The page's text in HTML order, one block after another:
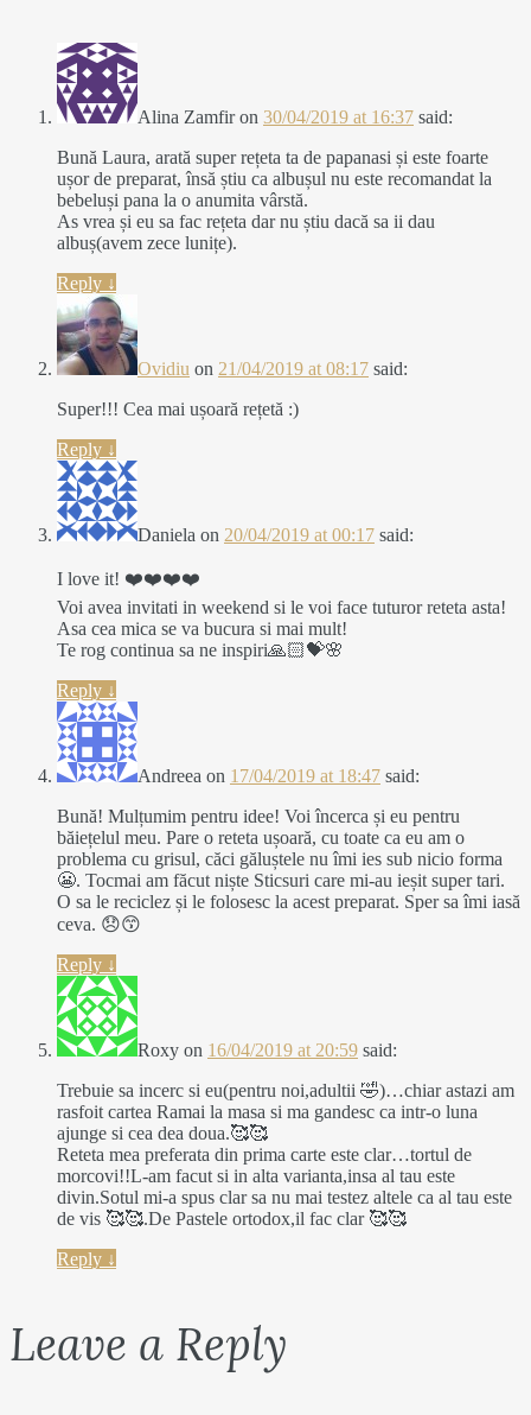
Alina Zamfiron 30/04/2019 at 16:37 said:
Bună Laura, arată super rețeta ta de papanasi și este foarte
ușor de preparat, însă știu ca albușul nu este recomandat la
bebeluși pana la o anumita vârstă.
As vrea și eu sa fac rețeta dar nu știu dacă sa ii dau
albuș(avem zece lunițe).
Reply ↓
Ovidiu on 21/04/2019 at 08:17 said:
Super!!! Cea mai ușoară rețetă :)
Reply ↓
Daniela on 20/04/2019 at 00:17 said:
I love it! ❤️❤️❤️❤️
Voi avea invitati in weekend si le voi face tuturor reteta asta!
Asa cea mica se va bucura si mai mult!
Te rog continua sa ne inspiri🙏🏻💝🌸
Reply ↓
Andreea on 17/04/2019 at 18:47 said:
Bună! Mulțumim pentru idee! Voi încerca și eu pentru
băiețelul meu. Pare o reteta ușoară, cu toate ca eu am o
problema cu grisul, căci găluștele nu îmi ies sub nicio forma
😬. Tocmai am făcut niște Sticsuri care mi-au ieșit super tari.
O sa le reciclez și le folosesc la acest preparat. Sper sa îmi iasă
ceva. 😞😙
Reply ↓
Roxy on 16/04/2019 at 20:59 said:
Trebuie sa incerc si eu(pentru noi,adultii 🤣)…chiar astazi am
rasfoit cartea Ramai la masa si ma gandesc ca intr-o luna
ajunge si cea dea doua.🥰🥰
Reteta mea preferata din prima carte este clar…tortul de
morcovi!!L-am facut si in alta varianta,insa al tau este
divin.Sotul mi-a spus clar sa nu mai testez altele ca al tau este
de vis 🥰🥰.De Pastele ortodox,il fac clar 🥰🥰
Reply ↓
Leave a Reply